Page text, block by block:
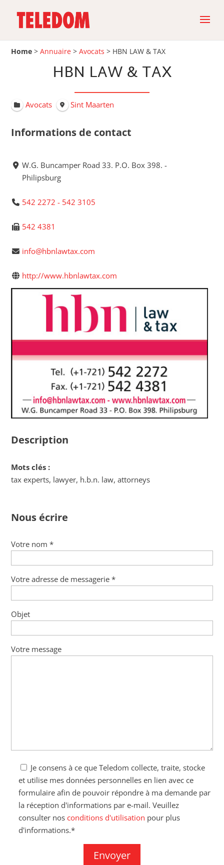
Home >Annuaire >Avocats > HBN LAW & TAX
HBN LAW & TAX
Avocats Sint Maarten
Informations de contact
W.G. Buncamper Road 33. P.O. Box 398. -
Philipsburg
542 2272 - 542 3105
542 4381
info@hbnlawtax.com
http://www.hbnlawtax.com
Description
Mots clés :
tax experts, lawyer, h.b.n. law, attorneys
Nous écrire
Votre nom *
Votre adresse de messagerie *
Objet
Votre message
Je consens à ce que Teledom collecte, traite, stocke
et utilise mes données personnelles en lien avec ce
formulaire afin de pouvoir répondre à ma demande par
la réception d'informations par e-mail. Veuillez
consulter nosconditions d'utilisation pour plus
d'informations.*